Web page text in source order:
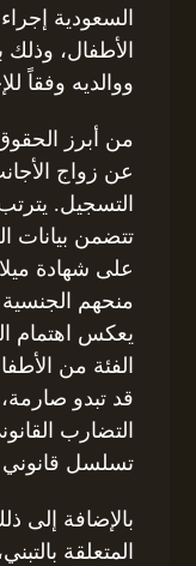
السعودية
الأطفال،
ووالديه وفقاً
من أبرز الحقوق
عن زواج
التسجيل.
تتضمن بيانات
على شهادة
منحهم
يعكس اهتمام
الفئة من
قد تبدو
التضارب
تسلسل
بالإضافة إلى
المتعلقة